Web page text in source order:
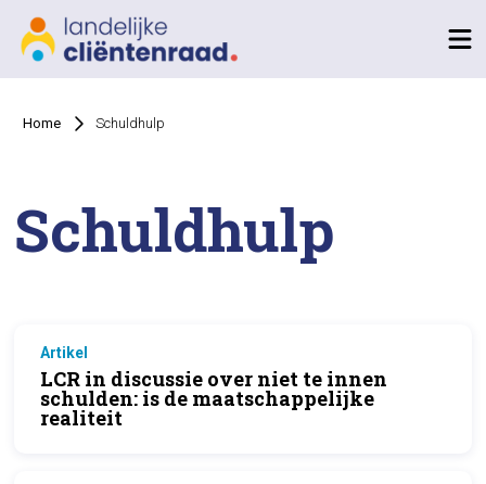
Home Schuldhulp
Schuldhulp
Artikel
LCR in discussie over niet te innen
schulden: is de maatschappelijke
realiteit